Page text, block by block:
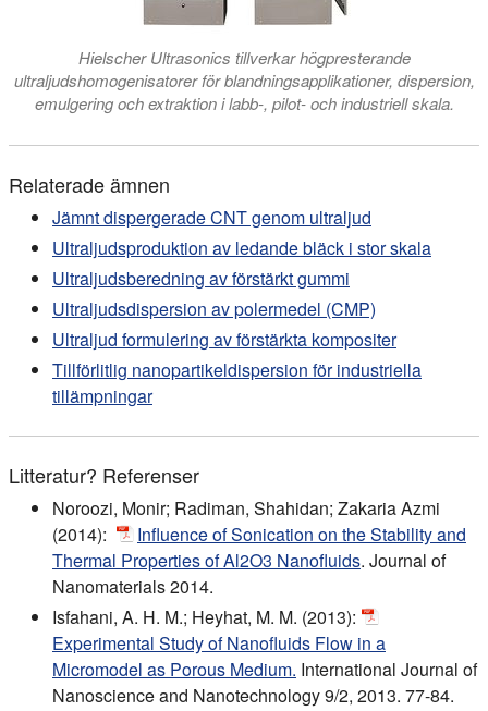
Hielscher Ultrasonics tillverkar högpresterande
ultraljudshomogenisatorer för blandningsapplikationer, dispersion,
emulgering och extraktion i labb-, pilot- och industriell skala.
Relaterade ämnen
Jämnt dispergerade CNT genom ultraljud
Ultraljudsproduktion av ledande bläck i stor skala
Ultraljudsberedning av förstärkt gummi
Ultraljudsdispersion av polermedel (CMP)
Ultraljud formulering av förstärkta kompositer
Tillförlitlig nanopartikeldispersion för industriella
tillämpningar
Litteratur? Referenser
Noroozi, Monir; Radiman, Shahidan; Zakaria Azmi
(2014):
Influence of Sonication on the Stability and
Thermal Properties of Al2O3 Nanofluids. Journal of
Nanomaterials 2014.
Isfahani, A. H. M.; Heyhat, M. M. (2013):
Experimental Study of Nanofluids Flow in a
Micromodel as Porous Medium. International Journal of
Nanoscience and Nanotechnology 9/2, 2013. 77-84.